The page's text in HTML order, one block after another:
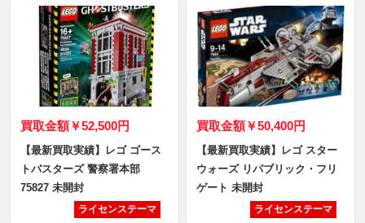
買取金額￥52,500円
【最新買取実績】レゴ ゴース
トバスターズ 警察署本部
75827 未開封
ライセンステーマ
買取金額￥50,400円
【最新買取実績】レゴ スター
ウォーズ リパブリック・フリ
ゲート 未開封
ライセンステーマ